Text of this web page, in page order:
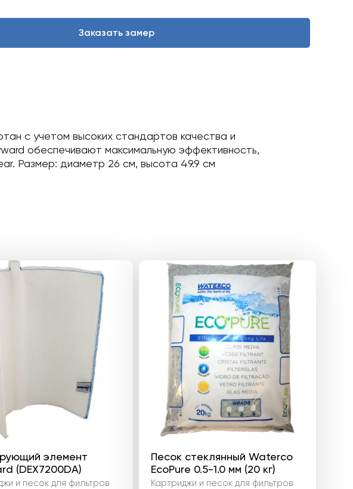
Заказать замер
с учетом высоких стандартов качества и
обеспечивают максимальную эффективность,
Размер: диаметр 26 см, высота 49.9 см
элемент
(DEX7200DA)
и песок для фильтров
Песок стеклянный Waterco
EcoPure 0.5-1.0 мм (20 кг)
Картриджи и песок для фильтров